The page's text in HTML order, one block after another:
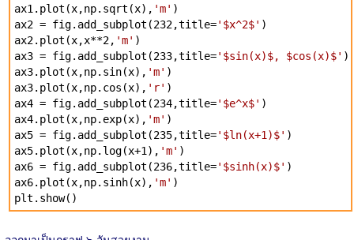
ax1.plot(x,np.sqrt(x), 'm' )
ax2 = fig.add_subplot(232,title='$x^2$' )
ax2.plot(x,x**2, 'm' )
ax3 = fig.add_subplot(233,title='$sin(x)$, $cos(x)$' )
ax3.plot(x,np.sin(x), 'm' )
ax3.plot(x,np.cos(x), 'r' )
ax4 = fig.add_subplot(234,title='$e^x$' )
ax4.plot(x,np.exp(x), 'm' )
ax5 = fig.add_subplot(235,title='$ln(x+1)$' )
ax5.plot(x,np.log(x+1), 'm' )
ax6 = fig.add_subplot(236,title='$sinh(x)$' )
ax6.plot(x,np.sinh(x), 'm' )
plt.show()